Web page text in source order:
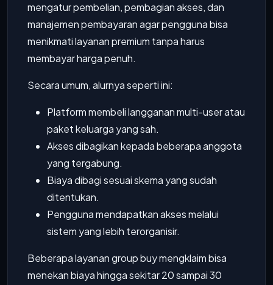
mengatur pembelian, pembagian akses, dan
manajemen pembayaran agar pengguna bisa
menikmati layanan premium tanpa harus
membayar harga penuh.
Secara umum, alurnya seperti ini:
Platform membeli langganan multi-user atau
paket keluarga yang sah.
Akses dibagikan kepada beberapa anggota
yang tergabung.
Biaya dibagi sesuai skema yang sudah
ditentukan.
Pengguna mendapatkan akses melalui
sistem yang lebih terorganisir.
Beberapa layanan group buy mengklaim bisa
menekan biaya hingga sekitar 20 sampai 30